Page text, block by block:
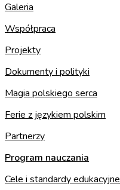
Galeria
Współpraca
Projekty
Dokumenty i polityki
Magia polskiego serca
Ferie z językiem polskim
Partnerzy
Program nauczania
Cele i standardy edukacyjne